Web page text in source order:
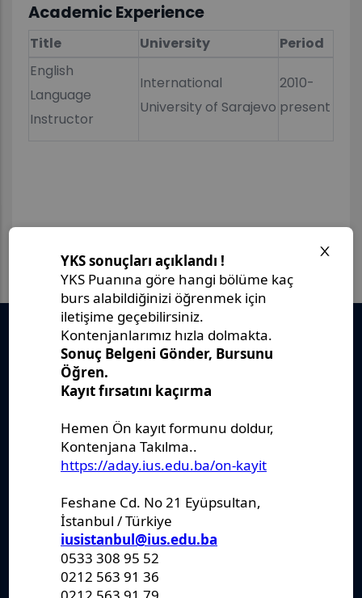
Academic Experience
Title University
Period
English
Language
Instructor
International
University of Sarajevo
2010-
present
Önemli Belgeler
IUS Statüs
Yönetmelikler
Kanunlar
Kararlar
Politikalar